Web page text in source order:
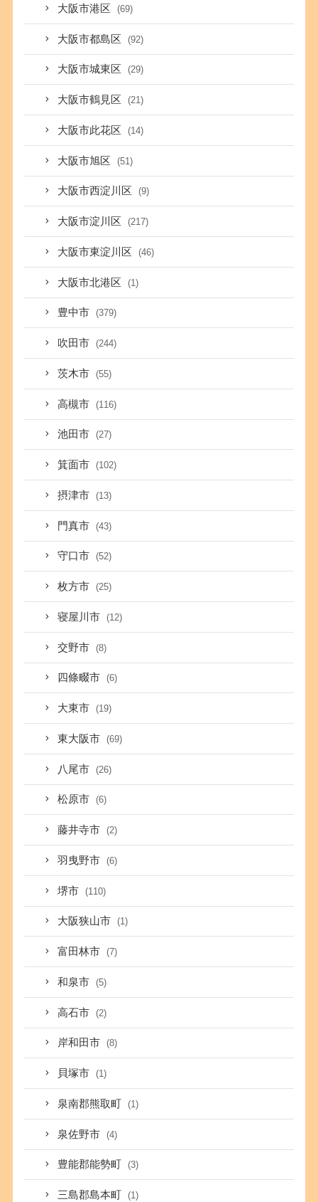
大阪市港区 (69)
大阪市都島区 (92)
大阪市城東区 (29)
大阪市鶴見区 (21)
大阪市此花区 (14)
大阪市旭区 (51)
大阪市西淀川区 (9)
大阪市淀川区 (217)
大阪市東淀川区 (46)
大阪市北港区 (1)
豊中市 (379)
吹田市 (244)
茨木市 (55)
高槻市 (116)
池田市 (27)
箕面市 (102)
摂津市 (13)
門真市 (43)
守口市 (52)
枚方市 (25)
寝屋川市 (12)
交野市 (8)
四條畷市 (6)
大東市 (19)
東大阪市 (69)
八尾市 (26)
松原市 (6)
藤井寺市 (2)
羽曳野市 (6)
堺市 (110)
大阪狭山市 (1)
富田林市 (7)
和泉市 (5)
高石市 (2)
岸和田市 (8)
貝塚市 (1)
泉南郡熊取町 (1)
泉佐野市 (4)
豊能郡能勢町 (3)
三島郡島本町 (1)